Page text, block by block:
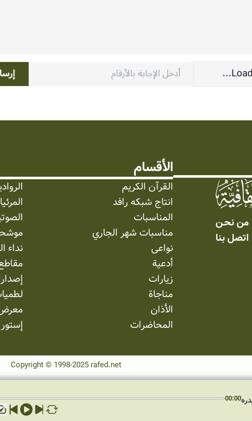
00:00
من نحـن
اتصل بنا
الأقسام
القرآن الكريم
انتاج شبکه رافد
المناسبات
مناسبات شهر الجاري
نواعی
أدعية
زيارات
مناجاة
الأذان
المحاضرات
نداء
Copyright © 1998-2025 rafed.net